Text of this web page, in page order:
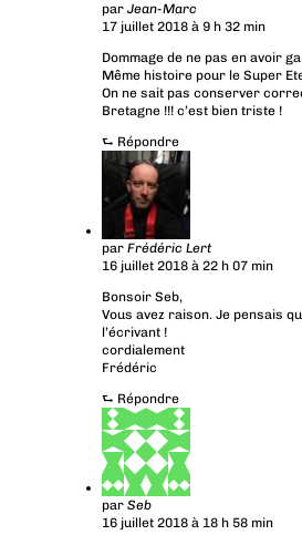
par Jean-Marc
17 juillet 2018 à 9 h 32 min
Dommage de ne pas en avoir
Même histoire pour le Super
On ne sait pas conserver
Bretagne !!! c’est bien triste !
⮑ Répondre
par Frédéric Lert
16 juillet 2018 à 22 h 07 min
Bonsoir Seb,
Vous avez raison. Je pensais
l’écrivant !
cordialement
Frédéric
⮑ Répondre
par Seb
16 juillet 2018 à 18 h 58 min